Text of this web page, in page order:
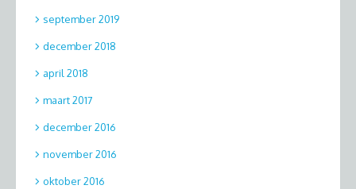
september 2019
december 2018
april 2018
maart 2017
december 2016
november 2016
oktober 2016